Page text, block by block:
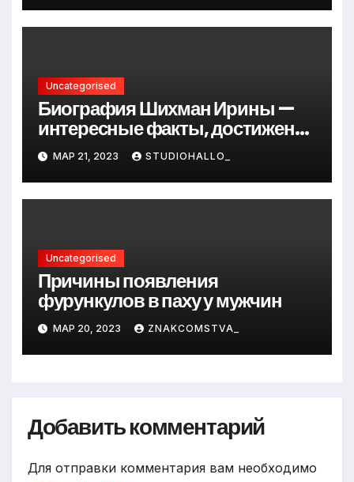
Uncategorised
Биография Шихман Ирины —
интересные факты, достижения
и путь к успеху
МАР 21, 2023 STUDIOHALLO_
Uncategorised
Причины появления
фурункулов в паху у мужчин
МАР 20, 2023 ZNAKCOMSTVA_
Добавить комментарий
Для отправки комментария вам необходимо